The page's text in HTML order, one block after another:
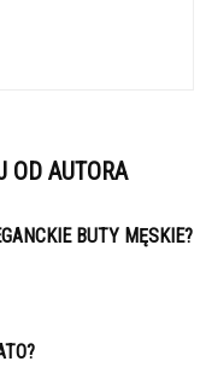
OD AUTORA
BUTY MĘSKIE?